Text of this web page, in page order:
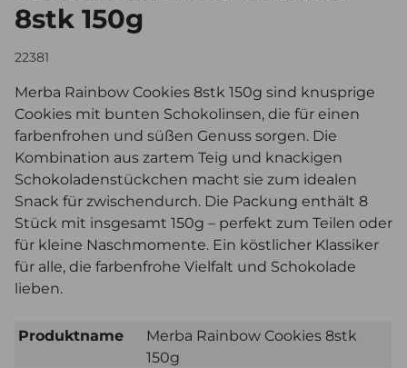
8stk 150g
22381
Merba Rainbow Cookies 8stk 150g sind knusprige
Cookies mit bunten Schokolinsen, die für einen
farbenfrohen und süßen Genuss sorgen. Die
Kombination aus zartem Teig und knackigen
Schokoladenstückchen macht sie zum idealen
Snack für zwischendurch. Die Packung enthält 8
Stück mit insgesamt 150g – perfekt zum Teilen oder
für kleine Naschmomente. Ein köstlicher Klassiker
für alle, die farbenfrohe Vielfalt und Schokolade
lieben.
Produktname
Merba Rainbow Cookies 8stk
150g